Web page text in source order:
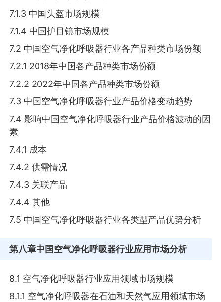
7.1.3 中国头盔市场规模
7.1.4 中国护目镜市场规模
7.2 中国空气净化呼吸器行业各产品种类市场份额
7.2.1 2018年中国各产品种类市场份额
7.2.2 2022年中国各产品种类市场份额
7.3 中国空气净化呼吸器行业产品价格变动趋势
7.4 影响中国空气净化呼吸器行业产品价格波动的因
素
7.4.1 成本
7.4.2 供需情况
7.4.3 关联产品
7.4.4 其他
7.5 中国空气净化呼吸器行业各类型产品优势分析
第八章中国空气净化呼吸器行业应用市场分析
8.1 空气净化呼吸器行业应用领域市场规模
8.1.1 空气净化呼吸器在石油和天然气应用领域市场